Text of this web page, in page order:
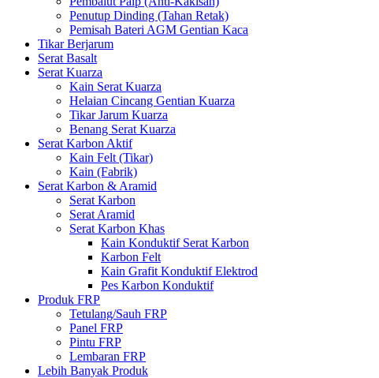
Penutup Dinding (Tahan Retak)
Pemisah Bateri AGM Gentian Kaca
Tikar Berjarum
Serat Basalt
Serat Kuarza
Kain Serat Kuarza
Helaian Cincang Gentian Kuarza
Tikar Jarum Kuarza
Benang Serat Kuarza
Serat Karbon Aktif
Kain Felt (Tikar)
Kain (Fabrik)
Serat Karbon & Aramid
Serat Karbon
Serat Aramid
Serat Karbon Khas
Kain Konduktif Serat Karbon
Karbon Felt
Kain Grafit Konduktif Elektrod
Pes Karbon Konduktif
Produk FRP
Tetulang/Sauh FRP
Panel FRP
Pintu FRP
Lembaran FRP
Lebih Banyak Produk